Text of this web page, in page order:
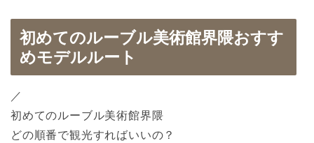
初めてのルーブル美術館界隈おすす
めモデルルート
／
初めてのルーブル美術館界隈
どの順番で観光すればいいの？